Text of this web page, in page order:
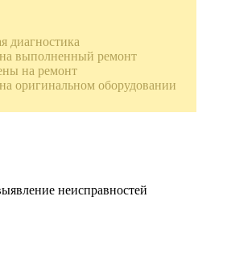
диагностика
выполненный ремонт
на ремонт
оригинальном оборудовании
неисправностей